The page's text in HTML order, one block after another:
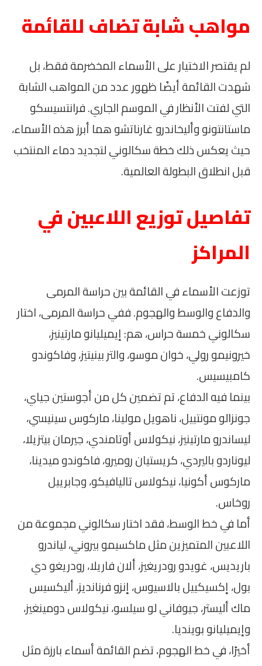
مواهب شابة تضاف للقائمة
لم يقتصر الاختيار على الأسماء المخضرمة فقط، بل
شهدت القائمة أيضًا ظهور عدد من المواهب الشابة
التي لفتت الأنظار في الموسم الجاري. فرانتسيسكو
ماستانتونو وأليخاندرو غارناتشو هما أبرز هذه الأسماء،
حيث يعكس ذلك خطة سكالوني لتجديد دماء المنتخب
قبل انطلاق البطولة العالمية.
تفاصيل توزيع اللاعبين في
المراكز
توزعت الأسماء في القائمة بين حراسة المرمى
والدفاع والوسط والهجوم. ففي حراسة المرمى، اختار
سكالوني خمسة حراس، هم: إيميليانو مارتينيز،
خيرونيمو رولي، خوان موسو، والتر بينيتيز، وفاكوندو
كامبيسيس.
بينما فيه الدفاع، تم تضمين كل من أجوستين جياي،
جونزالو مونتييل، ناهويل مولينا، ماركوس سينيسي،
ليساندرو مارتينيز، نيكولاس أوتامندي، جيرمان بيتزيلا،
ليوناردو باليردي، كريستيان روميرو، فاكوندو ميدينا،
ماركوس أكونيا، نيكولاس تاليافيكو، وجابرييل
روخاس.
أما في خط الوسط، فقد اختار سكالوني مجموعة من
اللاعبين المتميزين مثل ماكسيمو بيروني، لياندرو
باريديس، غويدو رودريغيز، ألان فاريلا، رودريغو دي
بول، إكسيكييل بالاسيوس، إنزو فرنانديز، أليكسيس
ماك أليستر، جيوفاني لو سيلسو، نيكولاس دومينغيز،
وإيميليانو بوينديا.
أخيرًا، في خط الهجوم، تضم القائمة أسماء بارزة مثل